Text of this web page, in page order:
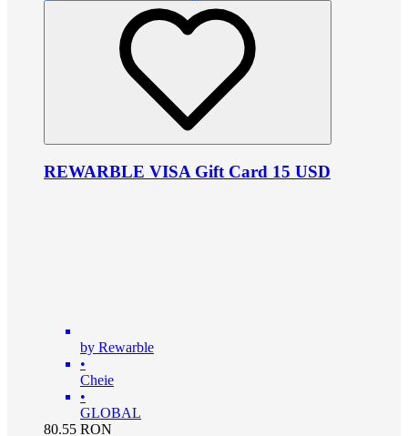
REWARBLE VISA Gift Card 15 USD
by Rewarble
•
Cheie
•
GLOBAL
80.55 RON